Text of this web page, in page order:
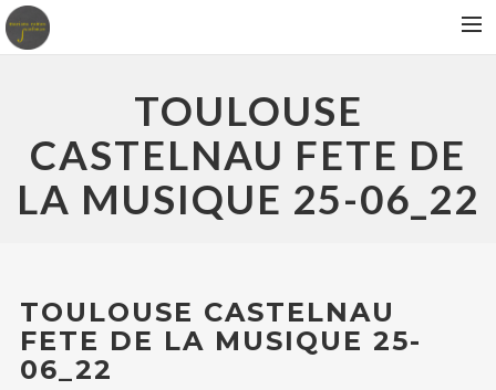
CONCERTS
PRESSE
TOULOUSE
CASTELNAU FETE DE
LA MUSIQUE 25-06_22
TOULOUSE CASTELNAU
FETE DE LA MUSIQUE 25-
06_22